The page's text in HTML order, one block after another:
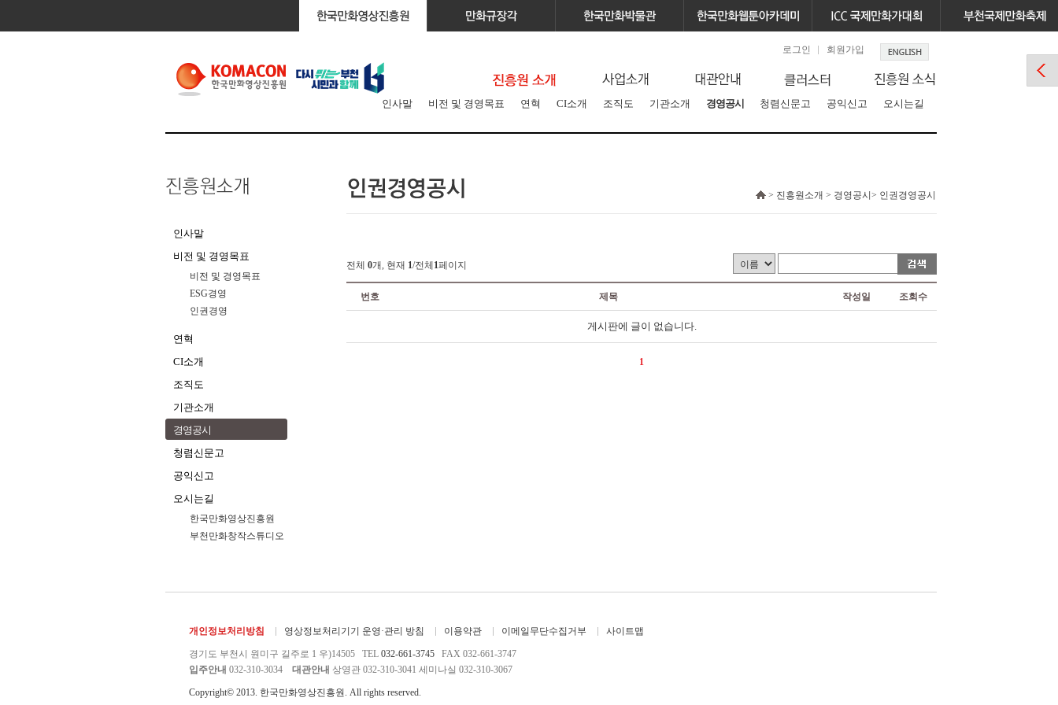
로그인 회원가입
인사말 비전 및 경영목표 연혁 CI소개 조직도 기관소개 경영공시 청렴신문고 공익신고 오시는길
인사말
비전 및 경영목표
비전 및 경영목표
ESG경영
인권경영
연혁
CI소개
조직도
기관소개
경영공시
청렴신문고
공익신고
오시는길
한국만화영상진흥원
부천만화창작스튜디오
> 진흥원소개 > 경영공시> 인권경영공시
전체 0개, 현재 1/전체 1페이지
번호 제목 작성일 조회수
게시판에 글이 없습니다.
1
개인정보처리방침 영상정보처리기기 운영·관리 방침 이용약관 이메일무단수집거부 사이트맵
경기도 부천시 원미구 길주로 1 우)14505 TEL 032-661-3745 FAX 032-661-3747
입주안내 032-310-3034 대관안내 상영관 032-310-3041 세미나실 032-310-3067
Copyright© 2013. 한국만화영상진흥원. All rights reserved.